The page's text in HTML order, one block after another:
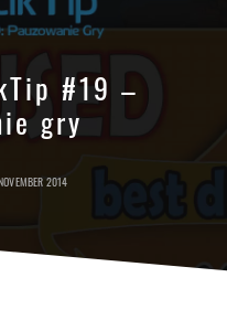
#19 –
gry
2014